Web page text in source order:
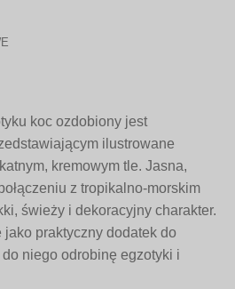
koc ozdobiony jest
ilustrowane
kremowym tle. Jasna,
z tropikalno-morskim
świeży i dekoracyjny charakter.
praktyczny dodatek do
niego odrobinę egzotyki i